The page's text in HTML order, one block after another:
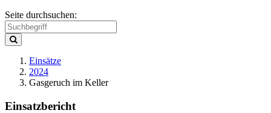
Seite durchsuchen:
Einsätze
2024
Gasgeruch im Keller
Einsatzbericht